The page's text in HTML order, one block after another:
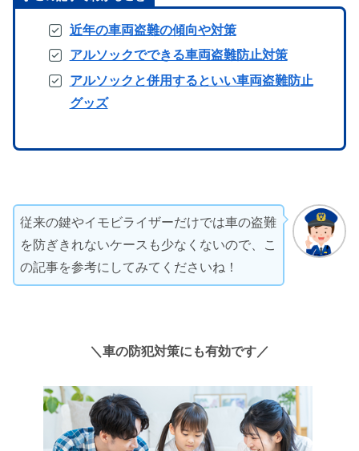
近年の車両盗難の傾向や対策
アルソックでできる車両盗難防止対策
アルソックと併用するといい車両盗難防止
グッズ
従来の鍵やイモビライザーだけでは車の盗難
を防ぎきれないケースも少なくないので、こ
の記事を参考にしてみてくださいね！
＼車の防犯対策にも有効です／